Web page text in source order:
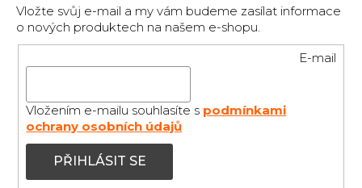
Vložte svůj e-mail a my vám budeme zasílat informace
o nových produktech na našem e-shopu.
E-mail
Vložením e-mailu souhlasíte s podmínkami
ochrany osobních údajů
PŘIHLÁSIT SE